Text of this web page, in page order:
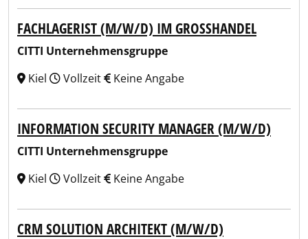
FACHLAGERIST (M/W/D) IM GROSSHANDEL
CITTI Unternehmensgruppe
Kiel
Vollzeit Keine Angabe
INFORMATION SECURITY MANAGER (M/W/D)
CITTI Unternehmensgruppe
Kiel
Vollzeit Keine Angabe
CRM SOLUTION ARCHITEKT (M/W/D)